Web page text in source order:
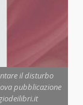
il disturbo
pubblicazione